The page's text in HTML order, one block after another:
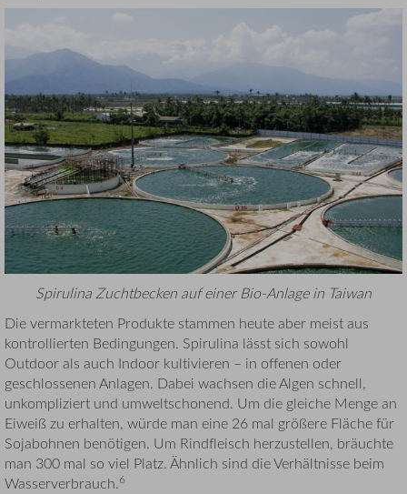
Spirulina Zuchtbecken auf einer Bio-Anlage in Taiwan
Die vermarkteten Produkte stammen heute aber meist aus
kontrollierten Bedingungen. Spirulina lässt sich sowohl
Outdoor als auch Indoor kultivieren – in offenen oder
geschlossenen Anlagen. Dabei wachsen die Algen schnell,
unkompliziert und umweltschonend. Um die gleiche Menge an
Eiweiß zu erhalten, würde man eine 26 mal größere Fläche für
Sojabohnen benötigen. Um Rindfleisch herzustellen, bräuchte
man 300 mal so viel Platz. Ähnlich sind die Verhältnisse beim
Wasserverbrauch.6